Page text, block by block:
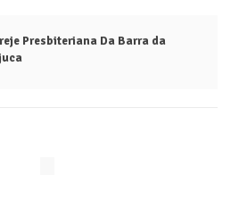
Presbiteriana Da Barra da